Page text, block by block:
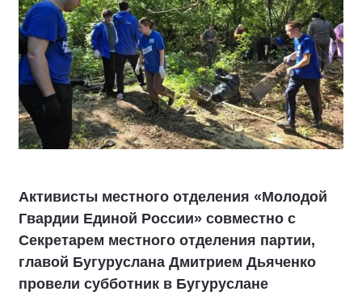
Активисты местного отделения «Молодой
Гвардии Единой России» совместно с
Секретарем местного отделения партии,
главой Бугуруслана Дмитрием Дьяченко
провели субботник в Бугуруслане